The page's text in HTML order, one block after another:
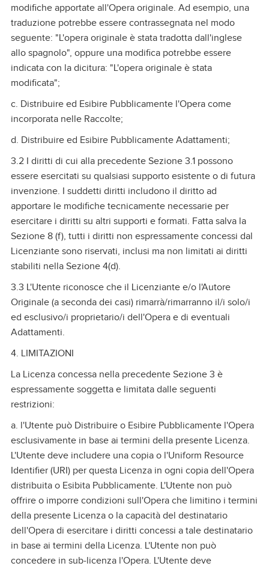
modifiche apportate all'Opera originale. Ad esempio, una
traduzione potrebbe essere contrassegnata nel modo
seguente: "L'opera originale è stata tradotta dall'inglese
allo spagnolo", oppure una modifica potrebbe essere
indicata con la dicitura: "L'opera originale è stata
modificata";
c. Distribuire ed Esibire Pubblicamente l'Opera come
incorporata nelle Raccolte;
d. Distribuire ed Esibire Pubblicamente Adattamenti;
3.2 I diritti di cui alla precedente Sezione 3.1 possono
essere esercitati su qualsiasi supporto esistente o di futura
invenzione. I suddetti diritti includono il diritto ad
apportare le modifiche tecnicamente necessarie per
esercitare i diritti su altri supporti e formati. Fatta salva la
Sezione 8 (f), tutti i diritti non espressamente concessi dal
Licenziante sono riservati, inclusi ma non limitati ai diritti
stabiliti nella Sezione 4(d).
3.3 L'Utente riconosce che il Licenziante e/o l'Autore
Originale (a seconda dei casi) rimarrà/rimarranno il/i solo/i
ed esclusivo/i proprietario/i dell'Opera e di eventuali
Adattamenti.
4. LIMITAZIONI
La Licenza concessa nella precedente Sezione 3 è
espressamente soggetta e limitata dalle seguenti
restrizioni:
a. l'Utente può Distribuire o Esibire Pubblicamente l'Opera
esclusivamente in base ai termini della presente Licenza.
L'Utente deve includere una copia o l'Uniform Resource
Identifier (URI) per questa Licenza in ogni copia dell'Opera
distribuita o Esibita Pubblicamente. L'Utente non può
offrire o imporre condizioni sull'Opera che limitino i termini
della presente Licenza o la capacità del destinatario
dell'Opera di esercitare i diritti concessi a tale destinatario
in base ai termini della Licenza. L'Utente non può
concedere in sub‑licenza l'Opera. L'Utente deve